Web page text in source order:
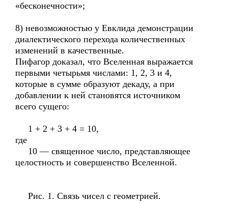
«бесконечности»;
8) невозможностью у Евклида демонстрации
диалектического перехода количественных
изменений в качественные.
Пифагор доказал, что Вселенная выражается
первыми четырьмя числами: 1, 2, 3 и 4,
которые в сумме образуют декаду, а при
добавлении к ней становятся источником
всего сущего:
1 + 2 + 3 + 4 = 10,
где
10 — священное число, представляющее
целостность и совершенство Вселенной.
Рис. 1. Связь чисел с геометрией.